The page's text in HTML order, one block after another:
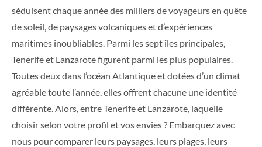
séduisent chaque année des milliers de voyageurs en quête
de soleil, de paysages volcaniques et d’expériences
maritimes inoubliables. Parmi les sept îles principales,
Tenerife et Lanzarote figurent parmi les plus populaires.
Toutes deux dans l’océan Atlantique et dotées d’un climat
agréable toute l’année, elles offrent chacune une identité
différente. Alors, entre Tenerife et Lanzarote, laquelle
choisir selon votre profil et vos envies ? Embarquez avec
nous pour comparer leurs paysages, leurs plages, leurs